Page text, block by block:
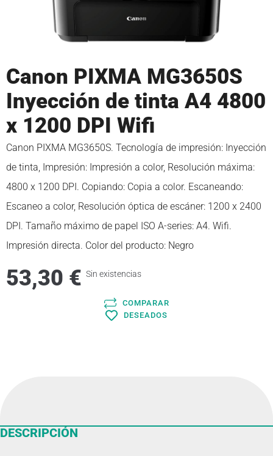
Canon PIXMA MG3650S
Inyección de tinta A4 4800
x 1200 DPI Wifi
Canon PIXMA MG3650S. Tecnología de impresión: Inyección
de tinta, Impresión: Impresión a color, Resolución máxima:
4800 x 1200 DPI. Copiando: Copia a color. Escaneando:
Escaneo a color, Resolución óptica de escáner: 1200 x 2400
DPI. Tamaño máximo de papel ISO A-series: A4. Wifi.
Impresión directa. Color del producto: Negro
53,30 € Sin existencias
COMPARAR
DESEADOS
DESCRIPCIÓN